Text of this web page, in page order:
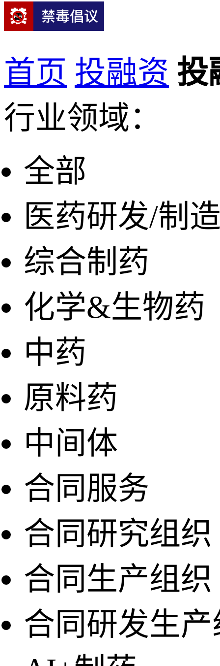
首页 投融资 投
行业领域：
全部
医药研发/制
综合制药
化学&生物药
中药
原料药
中间体
合同服务
合同研究组织
合同生产组
合同研发生